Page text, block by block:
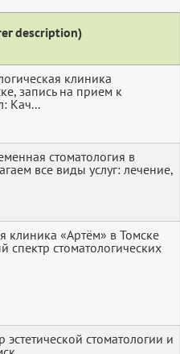
description)
клиника
запись на прием к
Кач...
стоматология в
все виды услуг: лечение,
клиника «Артём» в Томске
спектр стоматологических
стоматологии и